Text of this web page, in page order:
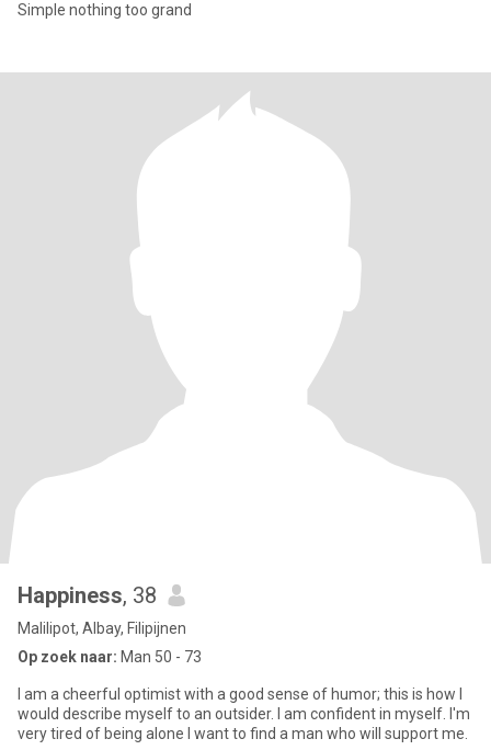
Simple nothing too grand
Happiness, 38
Malilipot, Albay, Filipijnen
Op zoek naar: Man 50 - 73
I am a cheerful optimist with a good sense of humor; this is how I
would describe myself to an outsider. I am confident in myself. I'm
very tired of being alone I want to find a man who will support me.